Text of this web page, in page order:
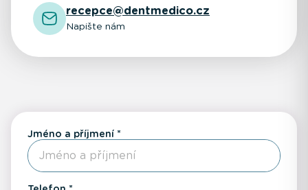
recepce@dentmedico.cz
Napište nám
Jméno a příjmení